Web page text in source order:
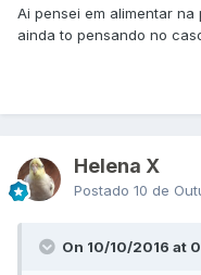
Ai pensei em alimentar
ainda to pensando no
Helena X
Postado 10 de
On 10/10/2016 at